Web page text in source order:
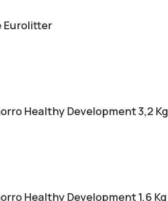
Eurolitter
Healthy Development 3,2 Kg
Healthy Development 1,6 Kg